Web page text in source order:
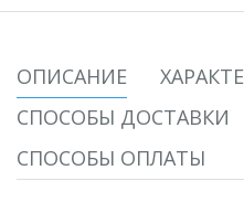
ОПИСАНИЕ
СПОСОБЫ ДОСТАВКИ
СПОСОБЫ ОПЛАТЫ